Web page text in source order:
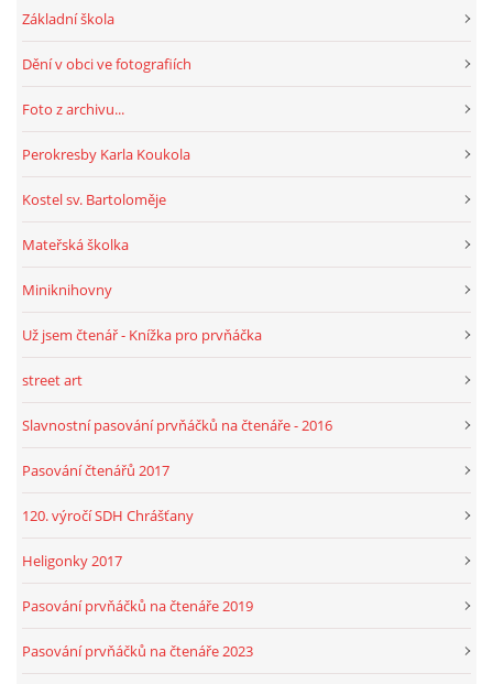
HRY, KVÍZY, VZDĚLÁVÁNÍ ON-LINE
© 2026 eStránky.cz | RSS|WebSlice Aktualizováno: 1. 8. 2026
Základní škola
Dění v obci ve fotografiích
Foto z archivu...
Perokresby Karla Koukola
Kostel sv. Bartoloměje
Mateřská školka
Miniknihovny
Už jsem čtenář - Knížka pro prvňáčka
street art
Slavnostní pasování prvňáčků na čtenáře - 2016
Pasování čtenářů 2017
120. výročí SDH Chrášťany
Heligonky 2017
Pasování prvňáčků na čtenáře 2019
Pasování prvňáčků na čtenáře 2023